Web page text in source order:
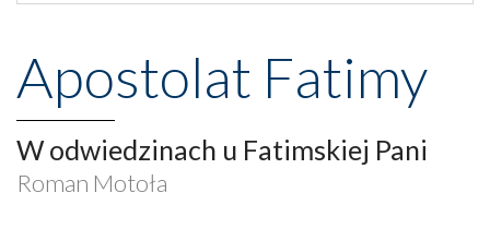
Apostolat Fatimy
W odwiedzinach u Fatimskiej Pani
Roman Motoła